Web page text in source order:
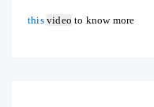
this video to know more